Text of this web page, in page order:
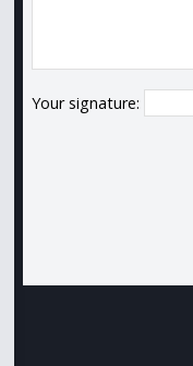
Your signature: